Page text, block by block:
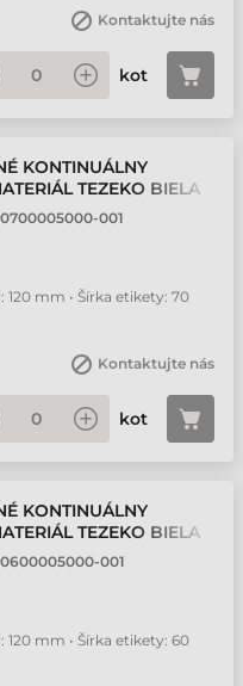
Kontaktujte nás
kot
KONTINUÁLNY
TEZEKO BIELA
001
120 mm • Šírka etikety: 70
Kontaktujte nás
kot
KONTINUÁLNY
TEZEKO BIELA
001
120 mm • Šírka etikety: 60